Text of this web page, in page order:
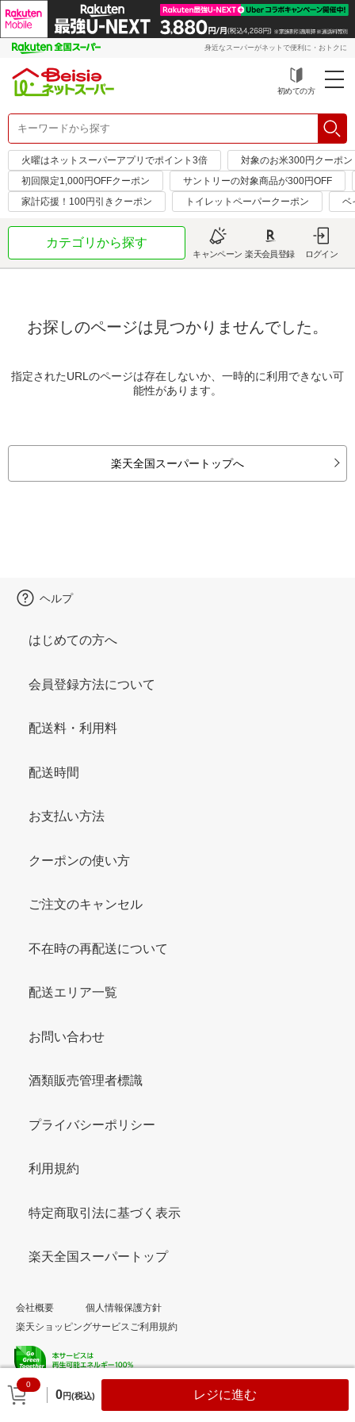
身近なスーパーがネットで便利に・おトクに
初めての方
火曜はネットスーパーアプリでポイント3倍
対象のお米300円クーポン
初回限定1,000円OFFクーポン
サントリーの対象商品が300円OFF
家計応援！100円引きクーポン
トイレットペーパークーポン ベ
カテゴリから探す
キャンペーン 楽天会員登録 ログイン
お探しのページは見つかりませんでした。
指定されたURLのページは存在しないか、一時的に利用できない可
能性があります。
楽天全国スーパートップへ
0
0円(税込) レジに進む
ヘルプ
はじめての方へ
会員登録方法について
配送料・利用料
配送時間
お支払い方法
クーポンの使い方
ご注文のキャンセル
不在時の再配送について
配送エリア一覧
お問い合わせ
酒類販売管理者標識
プライバシーポリシー
利用規約
特定商取引法に基づく表示
楽天全国スーパートップ
会社概要
個人情報保護方針
楽天ショッピングサービスご利用規約
© Rakuten Group, Inc.